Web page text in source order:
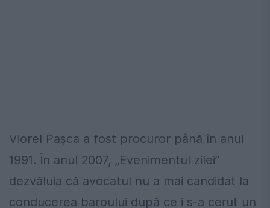
Viorel Paşca a fost procuror până în anul
1991. În anul 2007, „Evenimentul zilei”
dezvăluia că avocatul nu a mai candidat la
conducerea baroului după ce i s-a cerut un